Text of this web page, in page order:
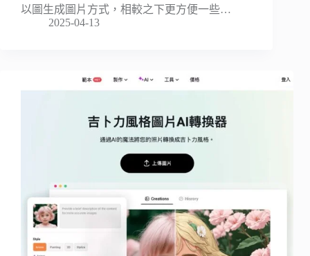
以圖生成圖片方式，相較之下更方便一些…
2025-04-13